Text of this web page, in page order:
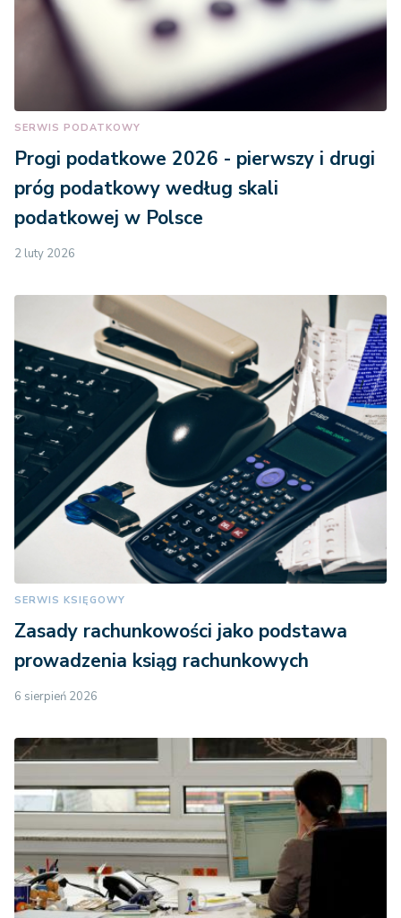
SERWIS PODATKOWY
Progi podatkowe 2026 - pierwszy i drugi
próg podatkowy według skali
podatkowej w Polsce
2 luty 2026
SERWIS KSIĘGOWY
Zasady rachunkowości jako podstawa
prowadzenia ksiąg rachunkowych
6 sierpień 2026